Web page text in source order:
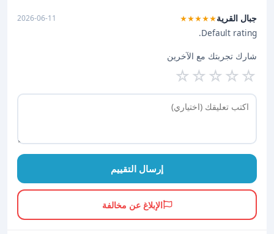
جبال القرية★★★★★
2026-06-11
Default rating.
شارك تجربتك مع الآخرين
☆
☆
☆
☆
☆
إرسال التقييم
الإبلاغ عن مخالفة